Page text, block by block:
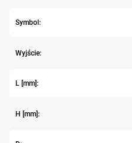
Symbol:
Wyjście:
L [mm]:
H [mm]: